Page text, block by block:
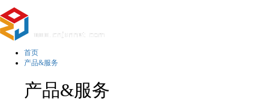
首页
产品&服务
产品&服务